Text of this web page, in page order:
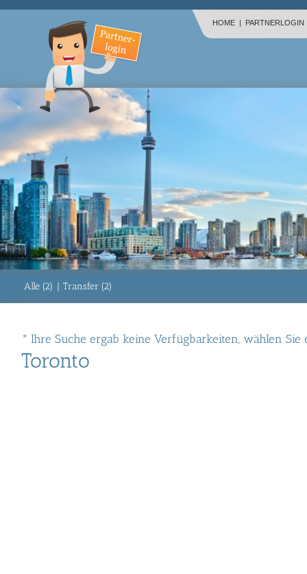
HOME | PARTNERLOGIN
Alle (2) | Transfer (2)
* Ihre Suche ergab keine Verfügbarkeiten, wählen
Toronto